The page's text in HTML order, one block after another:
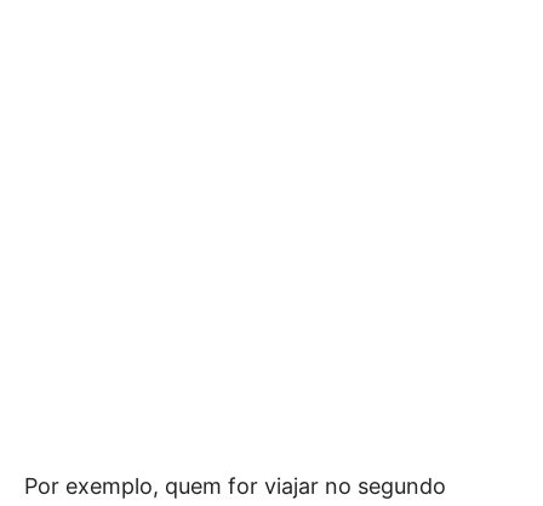
Por exemplo, quem for viajar no segundo